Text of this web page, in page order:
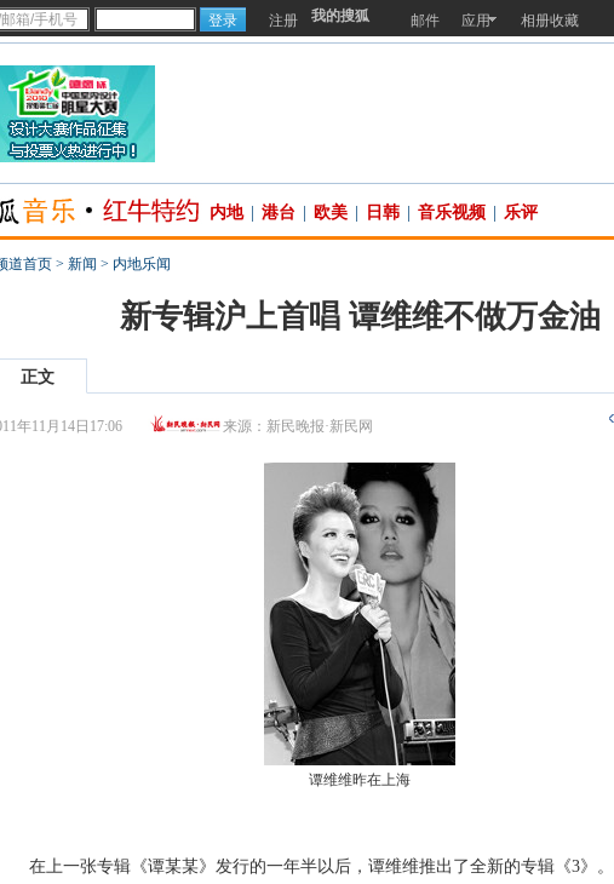
注册 我的搜狐 邮件 应用 相册收藏
内地 港台 欧美 日韩 音乐视频 乐评
道首页 > 新闻 > 内地乐闻
新专辑沪上首唱 谭维维不做万金油
正文
年11月14日17:06 来源： 新民晚报·新民网
谭维维昨在上海
在上一张专辑《谭某某》发行的一年半以后，谭维维推出了全新的专辑《3》